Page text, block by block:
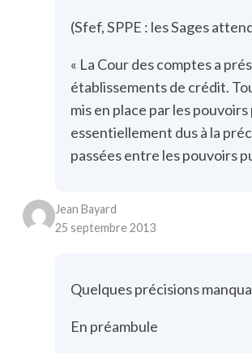
(Sfef, SPPE : les Sages
« La Cour des comptes a
établissements de crédit.
mis en place par les
essentiellement dus à la
passées entre les pouvoirs
Jean Bayard
25 septembre 2013
Quelques précisions
En préambule